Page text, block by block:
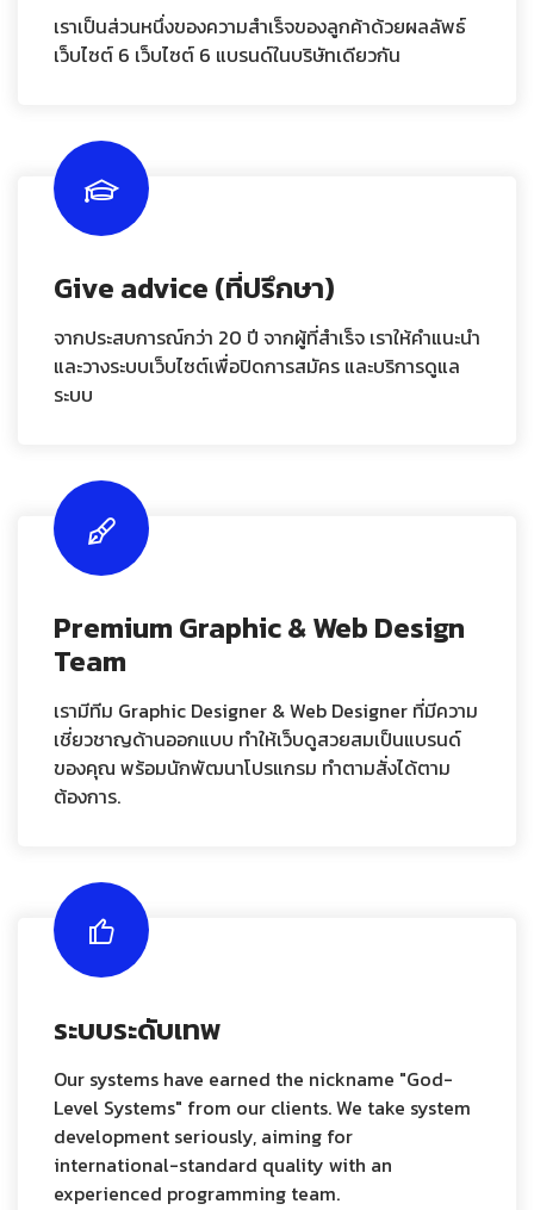
เราเป็นส่วนหนึ่งของความสำเร็จของลูกค้าด้วยผลลัพธ์
เว็บไซต์ 6 เว็บไซต์ 6 แบรนด์ในบริษัทเดียวกัน
Give advice (ที่ปรึกษา)
จากประสบการณ์กว่า 20 ปี จากผู้ที่สำเร็จ เราให้คำแนะนำ
และวางระบบเว็บไซต์เพื่อปิดการสมัคร และบริการดูแล
ระบบ
Premium Graphic & Web Design
Team
เรามีทีม Graphic Designer & Web Designer ที่มีความ
เชี่ยวชาญด้านออกแบบ ทำให้เว็บดูสวยสมเป็นแบรนด์
ของคุณ พร้อมนักพัฒนาโปรแกรม ทำตามสั่งได้ตาม
ต้องการ.
ระบบระดับเทพ
Our systems have earned the nickname "God-
Level Systems" from our clients. We take system
development seriously, aiming for
international-standard quality with an
experienced programming team.